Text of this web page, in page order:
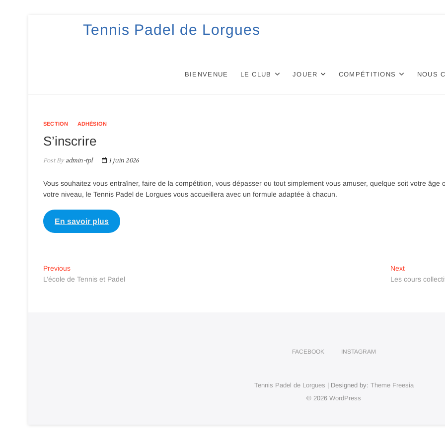
Tennis Padel de Lorgues
BIENVENUE LE CLUB JOUER COMPÉTITIONS NOUS
SECTION ADHÉSION
S’inscrire
Post Byadmin-tpl 1 juin 2026
Vous souhaitez vous entraîner, faire de la compétition, vous dépasser ou tout simplement vous amuser, quelque soit votre âge
votre niveau, le Tennis Padel de Lorgues vous accueillera avec un formule adaptée à chacun.
En savoir plus
Navigation
de
PreviousPrevious
post:
L’école de Tennis et Padel
NextNext
post:
Les cours
FACEBOOK INSTAGRAM
Tennis Padel de Lorgues | Designed by: Theme Freesia
© 2026 WordPress